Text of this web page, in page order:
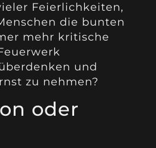
Feierlichkeiten,
die bunten
mehr kritische
und
zu nehmen?
oder